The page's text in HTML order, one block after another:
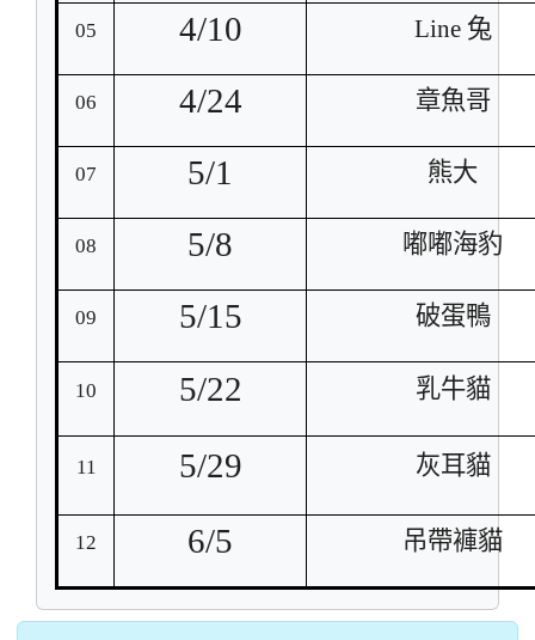
05 4/10 Line 兔
06 4/24 章魚哥
07 5/1 熊大
08 5/8 嘟嘟海豹
09 5/15 破蛋鴨
10 5/22 乳牛貓
11 5/29 灰耳貓
12 6/5 吊帶褲貓